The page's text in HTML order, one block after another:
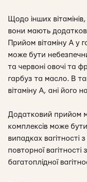
Щодо інших вітамінів,
вони мають
Прийом вітаміну А у
може бути
та червоні овочі та
гарбуз та масло. В
вітаміну А, ані його
Додатковий прийом
комплексів може
випадках вагітності
повторної
багатоплідної